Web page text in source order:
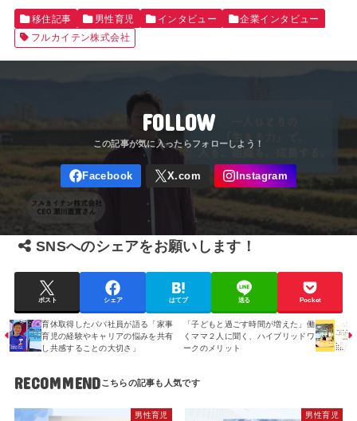
移住記事 男性育児 インタビュー
企業インタビュー
フルカイテン株式会社
FOLLOW
SNSへのシェアをお願いします！
ポスト シェア はてブ 送る Pocket
育休取得したパパ社員が語る「家事
育児の経験やキャリアの悩みを共有
し共感することの大切さ」
「子どもと過ごす時間が増えた」働
くママ２人に聞く、ハイブリッドワ
ークのメリット
RECOMMEND
男性育児 男性育児